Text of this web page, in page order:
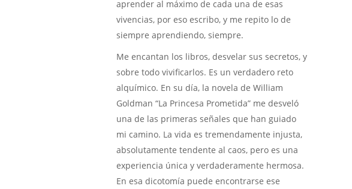
aprender al máximo de cada una de esas
vivencias, por eso escribo, y me repito lo de
siempre aprendiendo, siempre.
Me encantan los libros, desvelar sus secretos, y
sobre todo vivificarlos. Es un verdadero reto
alquímico. En su día, la novela de William
Goldman “La Princesa Prometida” me desveló
una de las primeras señales que han guiado
mi camino. La vida es tremendamente injusta,
absolutamente tendente al caos, pero es una
experiencia única y verdaderamente hermosa.
En esa dicotomía puede encontrarse ese